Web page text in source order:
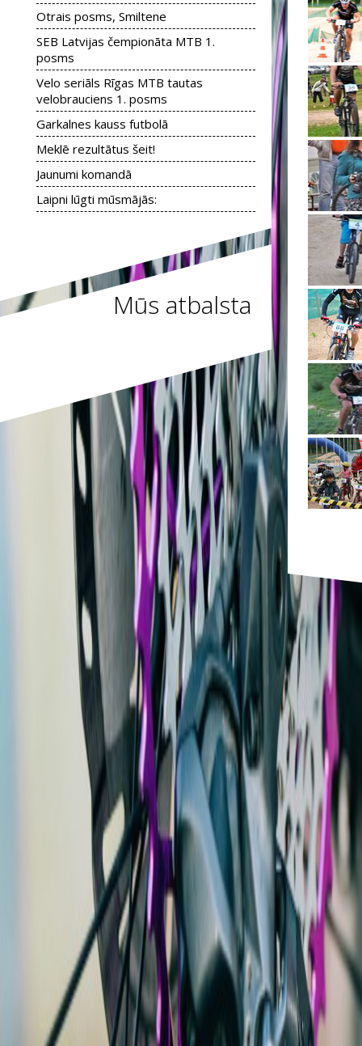
Otrais posms, Smiltene
SEB Latvijas čempionāta MTB 1.
posms
Velo seriāls Rīgas MTB tautas
velobrauciens 1. posms
Garkalnes kauss futbolā
Meklē rezultātus šeit!
Jaunumi komandā
Laipni lūgti mūsmājās:
Mūs atbalsta